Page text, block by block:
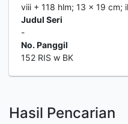
viii + 118 hlm; 13 x 19 cm;
Judul Seri
-
No. Panggil
152 RIS w BK
Hasil Pencarian